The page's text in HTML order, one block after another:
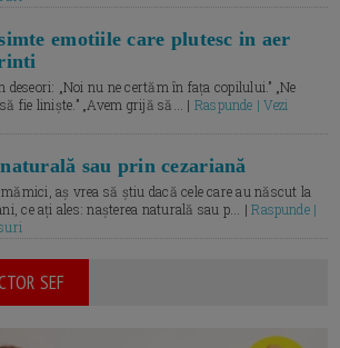
emotiile care plutesc in aer
„Noi nu ne certăm în fața copilului.” „Ne
fie liniște.” „Avem grijă să... | Raspunde | Vezi
sau prin cezariană
aș vrea să știu dacă cele care au născut la
ce ați ales: nașterea naturală sau p... |Raspunde |
SEF